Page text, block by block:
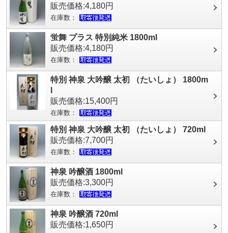
販売価格:4,180円
在庫数：
蛍舞 プラス 特別純米 1800ml
販売価格:4,180円
在庫数：
特別 神泉 大吟醸 太初 （たいしょ） 1800m
販売価格:15,400円
在庫数：
特別 神泉 大吟醸 太初 （たいしょ） 720ml
販売価格:7,700円
在庫数：
神泉 吟醸酒 1800ml
販売価格:3,300円
在庫数：
神泉 吟醸酒 720ml
販売価格:1,650円